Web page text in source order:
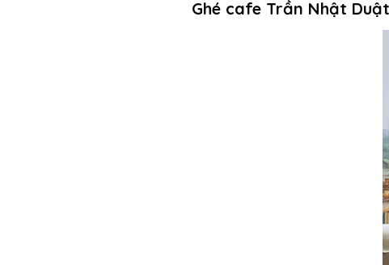
Ghé cafe Trần Nhật